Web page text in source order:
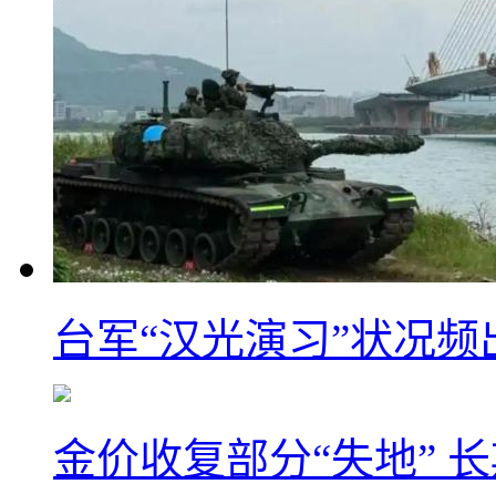
台军“汉光演习”状况
金价收复部分“失地”